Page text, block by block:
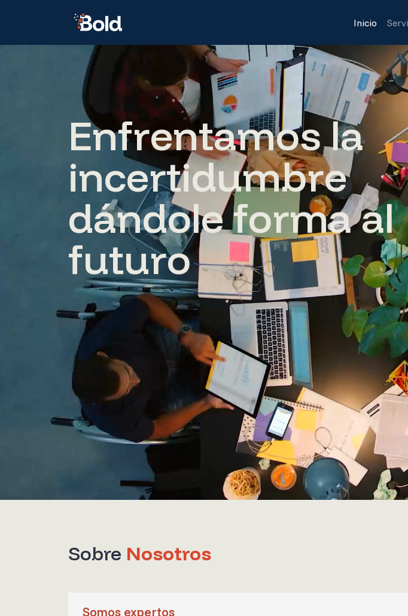
Inicio
Enfrentamos la
incertidumbre
dándoleformaal
futuro
Sobre Nosotros
Somos expertos